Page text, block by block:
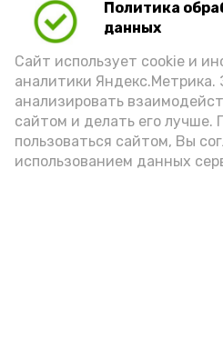
Политика
данных
Сайт использует cookie и
аналитики Яндекс.Метрика.
анализировать
сайтом и делать его лучше.
пользоваться сайтом, Вы
использованием данных